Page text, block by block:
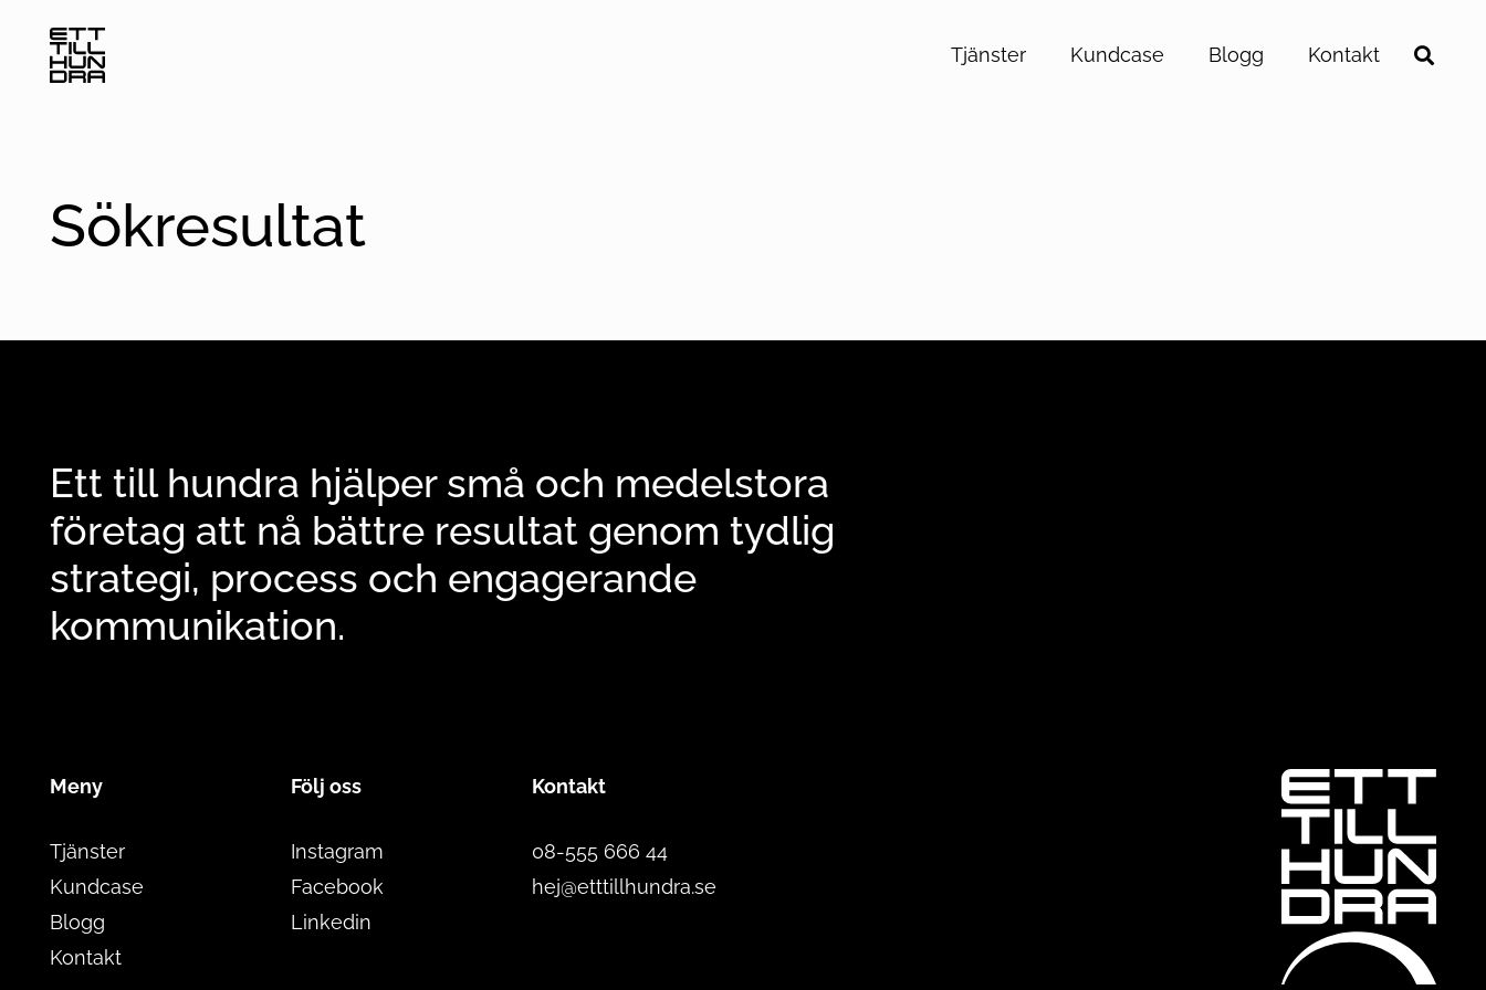
Tjänster Kundcase Blogg Kontakt
Sökresultat
Ett till hundra hjälper små och medelstora
företag att nå bättre resultat genom tydlig
strategi, process och engagerande
kommunikation.
Meny
Tjänster
Kundcase
Blogg
Kontakt
Följ oss
Instagram
Facebook
Linkedin
Kontakt
08-555 666 44
hej@etttillhundra.se